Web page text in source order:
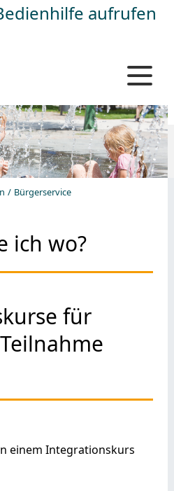
aufrufen
Bürgerservice
ich wo?
für
einem Integrationskurs